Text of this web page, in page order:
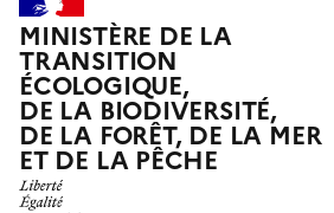
MINISTÈRE DE LA
TRANSITION
ÉCOLOGIQUE,
DE LA BIODIVERSITÉ,
DE LA FORÊT, DE LA MER
ET DE LA PÊCHE